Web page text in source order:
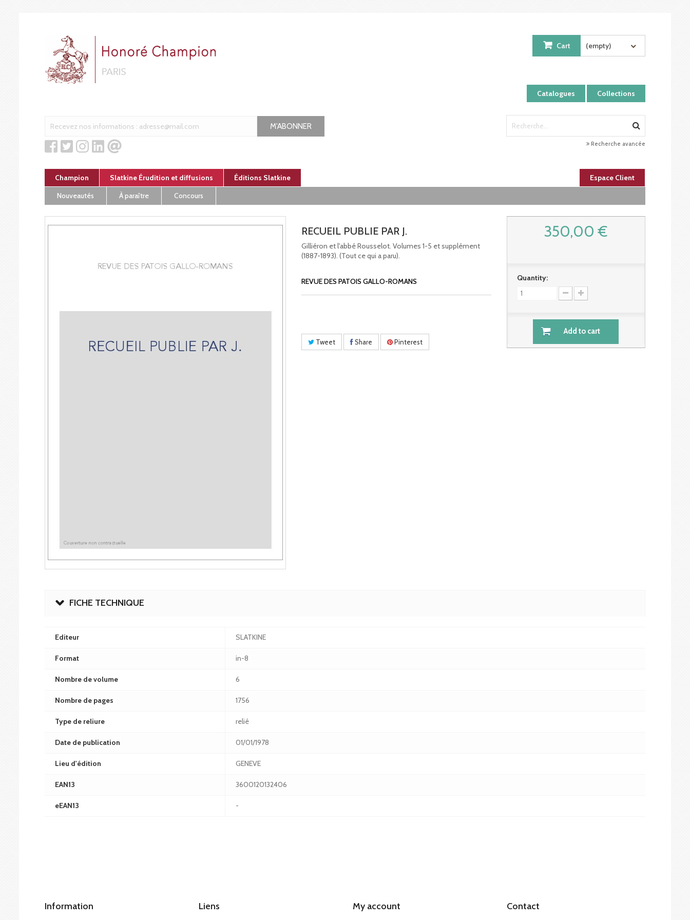
Catalogues Collections
Cart (empty)
M'ABONNER
Recherche avancée
Champion Slatkine Érudition et diffusions Éditions Slatkine
Espace Client
Nouveautés
À paraître Concours
RECUEIL PUBLIE PAR J.
Gilliéron et l'abbé Rousselot. Volumes 1-5 et supplément
(1887-1893). (Tout ce qui a paru).
REVUE DES PATOIS GALLO-ROMANS
Tweet Share Pinterest
350,00 €
Quantity:
Add to cart
FICHE TECHNIQUE
Editeur SLATKINE
Format in-8
Nombre de volume 6
Nombre de pages 1756
Type de reliure relié
Date de publication 01/01/1978
Lieu d'édition GENEVE
EAN13 3600120132406
eEAN13 -
Information Liens My account Contact